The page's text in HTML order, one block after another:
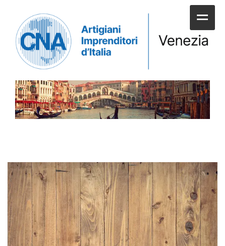
HOME
SERVIZI ALLE IMPRESE
APPUNTAMENTI E NEWS
SPORTELLI
CNA NEL TERRITORIO